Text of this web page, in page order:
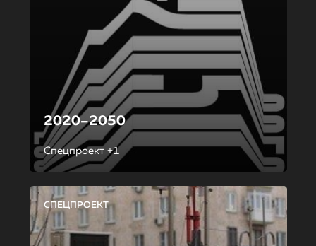
2020–2050
Спецпроект +1
СПЕЦПРОЕКТ